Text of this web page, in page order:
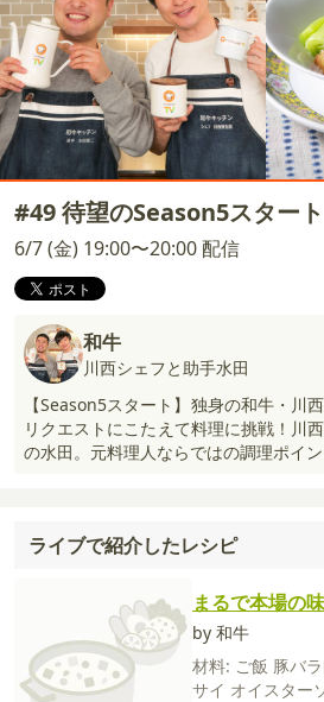
#49 待望のSeason5スタート
6/7 (金) 19:00〜20:00 配信
和牛
川西シェフと助手水田
【Season5スタート】独身の和牛・川
リクエストにこたえて料理に挑戦！川
の水田。元料理人ならではの調理ポイ
ライブで紹介したレシピ
まるで本場の
by 和牛
材料: ご飯 豚バ
サイ オイスター